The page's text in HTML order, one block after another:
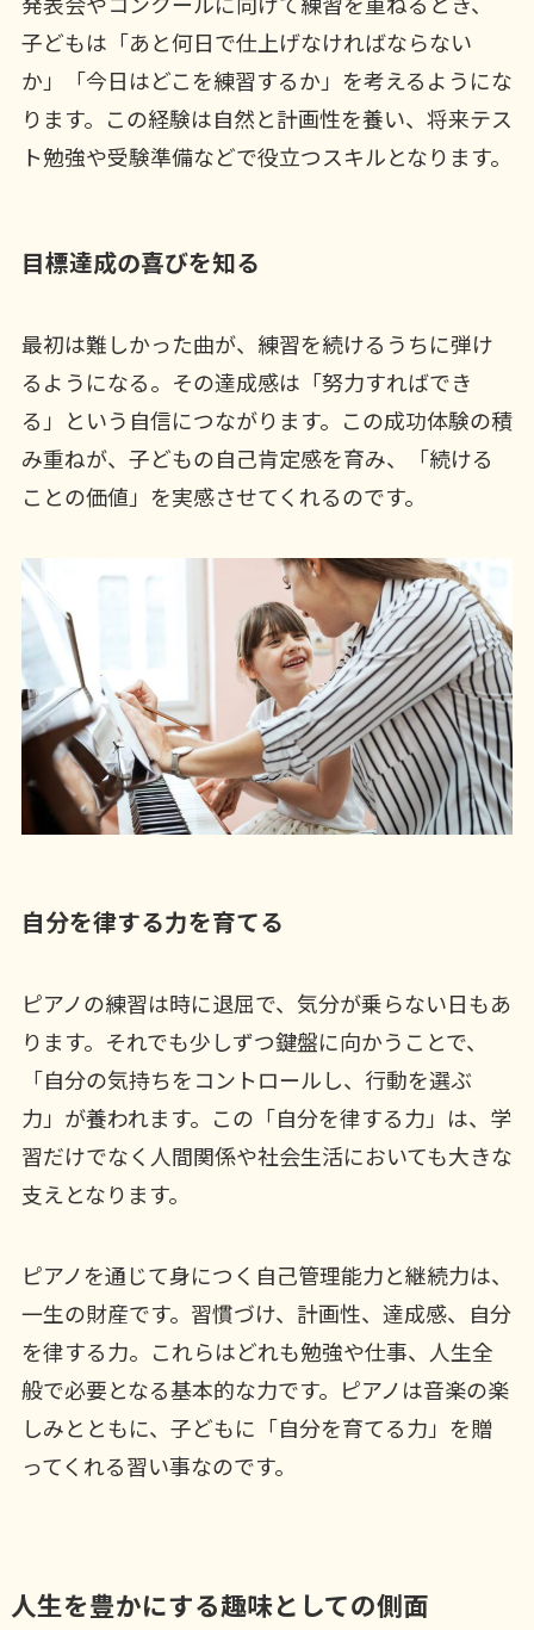
子どもは「あと何日で仕上げなければならない
か」「今日はどこを練習するか」を考えるようにな
ります。この経験は自然と計画性を養い、将来テス
ト勉強や受験準備などで役立つスキルとなります。
目標達成の喜びを知る
最初は難しかった曲が、練習を続けるうちに弾け
るようになる。その達成感は「努力すればでき
る」という自信につながります。この成功体験の積
み重ねが、子どもの自己肯定感を育み、「続ける
ことの価値」を実感させてくれるのです。
自分を律する力を育てる
ピアノの練習は時に退屈で、気分が乗らない日もあ
ります。それでも少しずつ鍵盤に向かうことで、
「自分の気持ちをコントロールし、行動を選ぶ
力」が養われます。この「自分を律する力」は、学
習だけでなく人間関係や社会生活においても大きな
支えとなります。
ピアノを通じて身につく自己管理能力と継続力は、
一生の財産です。習慣づけ、計画性、達成感、自分
を律する力。これらはどれも勉強や仕事、人生全
般で必要となる基本的な力です。ピアノは音楽の楽
しみとともに、子どもに「自分を育てる力」を贈
ってくれる習い事なのです。
人生を豊かにする趣味としての側面